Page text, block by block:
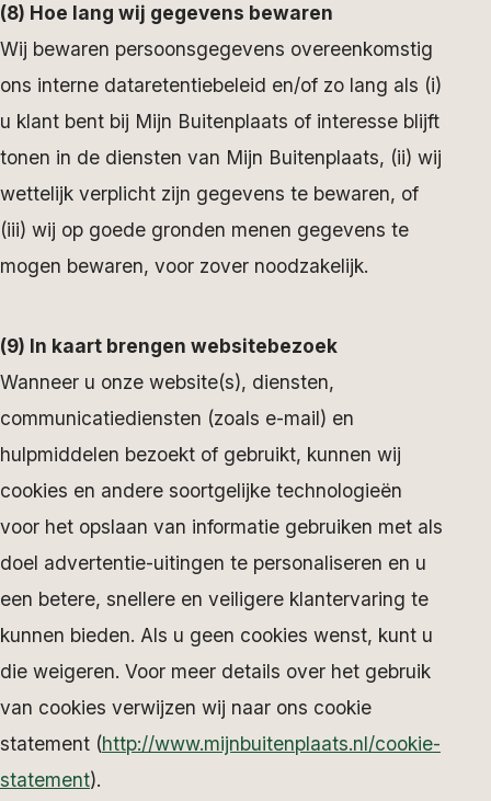
(8) Hoe lang wij gegevens bewaren
Wij bewaren persoonsgegevens overeenkomstig
ons interne dataretentiebeleid en/of zo lang als (i)
u klant bent bij Mijn Buitenplaats of interesse blijft
tonen in de diensten van Mijn Buitenplaats, (ii) wij
wettelijk verplicht zijn gegevens te bewaren, of
(iii) wij op goede gronden menen gegevens te
mogen bewaren, voor zover noodzakelijk.
(9) In kaart brengen websitebezoek
Wanneer u onze website(s), diensten,
communicatiediensten (zoals e-mail) en
hulpmiddelen bezoekt of gebruikt, kunnen wij
cookies en andere soortgelijke technologieën
voor het opslaan van informatie gebruiken met als
doel advertentie-uitingen te personaliseren en u
een betere, snellere en veiligere klantervaring te
kunnen bieden. Als u geen cookies wenst, kunt u
die weigeren. Voor meer details over het gebruik
van cookies verwijzen wij naar ons cookie
statement (http://www.mijnbuitenplaats.nl/cookie-
statement).